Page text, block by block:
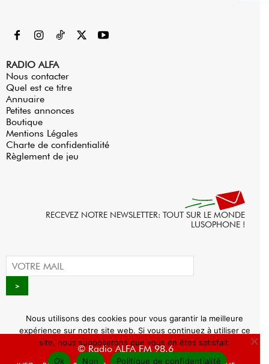
RADIO ALFA
Nous contacter
Quel est ce titre
Annuaire
Petites annonces
Boutique
Mentions Légales
Charte de confidentialité
Règlement de jeu
RECEVEZ NOTRE NEWSLETTER: TOUT SUR LE MONDE
LUSOPHONE !
© Radio ALFA FM 98.6
Nous utilisons des cookies pour vous garantir la meilleure
expérience sur notre site web. Si vous continuez à utiliser ce
site, nous supposerons que vous en êtes satisfait.
Ok
Non Politique de confidentialité